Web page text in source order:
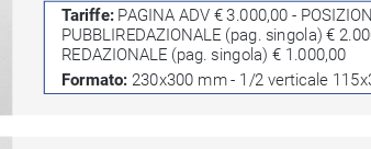
Tariffe:
PAGINA ADV € 3.000,00 -
PUBBLIREDAZIONALE (pag. singola) €
REDAZIONALE (pag. singola) € 1.000,00
Formato: 230x300 mm - 1/2 verticale